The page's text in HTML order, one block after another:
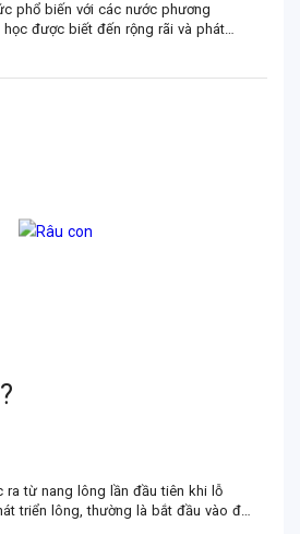
phổ biến với các nước phương
được biết đến rộng rãi và phát
ra từ nang lông lần đầu tiên khi lỗ
triển lông, thường là bắt đầu vào độ